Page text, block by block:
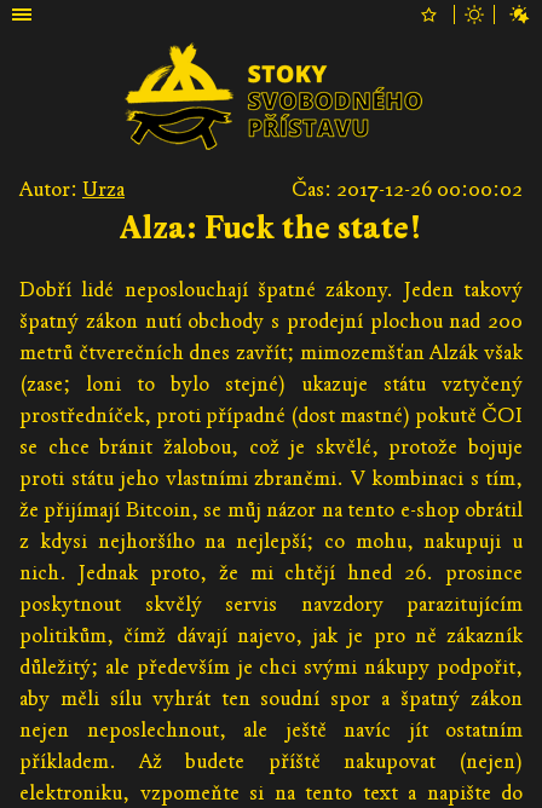
Autor: Urza Čas: 2017-12-26 00:00:02
Alza: Fuck the state!
Dobří lidé neposlouchají špatné zákony. Jeden takový
špatný zákon nutí obchody s prodejní plochou nad 200
metrů čtverečních dnes zavřít; mimozemšťan Alzák však
(zase; loni to bylo stejné) ukazuje státu vztyčený
prostředníček, proti případné (dost mastné) pokutě ČOI
se chce bránit žalobou, což je skvělé, protože bojuje
proti státu jeho vlastními zbraněmi. V kombinaci s tím,
že přijímají Bitcoin, se můj názor na tento e-shop obrátil
z kdysi nejhoršího na nejlepší; co mohu, nakupuji u
nich. Jednak proto, že mi chtějí hned 26. prosince
poskytnout skvělý servis navzdory parazitujícím
politikům, čímž dávají najevo, jak je pro ně zákazník
důležitý; ale především je chci svými nákupy podpořit,
aby měli sílu vyhrát ten soudní spor a špatný zákon
nejen neposlechnout, ale ještě navíc jít ostatním
příkladem. Až budete příště nakupovat (nejen)
elektroniku, vzpomeňte si na tento text a napište do